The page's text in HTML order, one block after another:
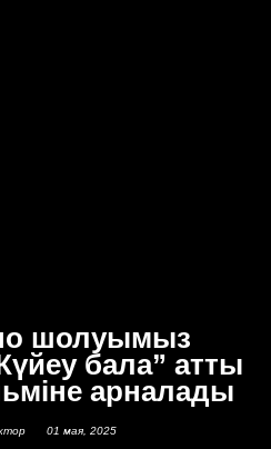
шолуымыз
бала” атты
арналады
01 мая, 2025